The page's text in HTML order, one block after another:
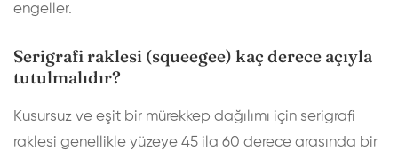
engeller.
Serigrafi raklesi (squeegee) kaç derece açıyla
tutulmalıdır?
Kusursuz ve eşit bir mürekkep dağılımı için serigrafi
raklesi genellikle yüzeye 45 ila 60 derece arasında bir